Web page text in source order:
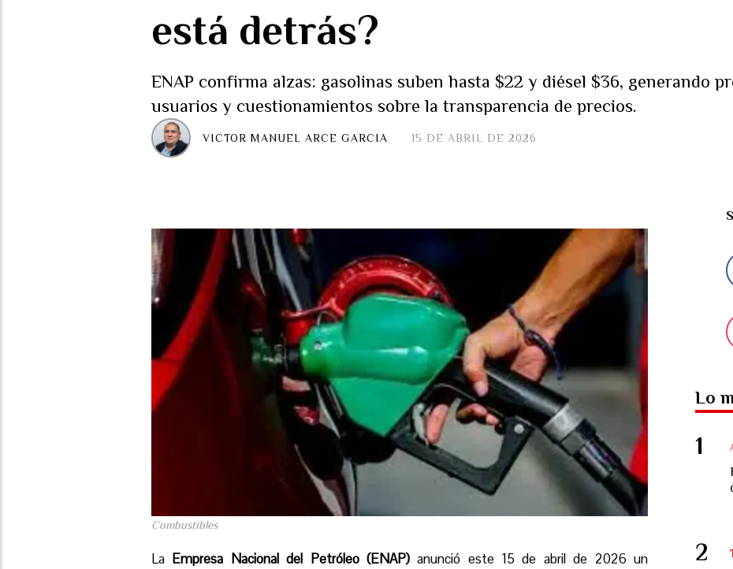
está detrás?
ENAP confirma alzas: gasolinas suben hasta $22 y diésel $36, generando
usuarios y cuestionamientos sobre la transparencia de precios.
15 DE ABRIL DE 2026
VICTOR MANUEL ARCE GARCIA
Combustibles
La Empresa Nacional del Petróleo (ENAP)anunció este 15 de abril de 2026 un
Lo